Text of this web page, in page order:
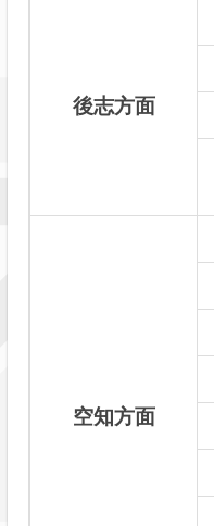
後志方面
空知方面